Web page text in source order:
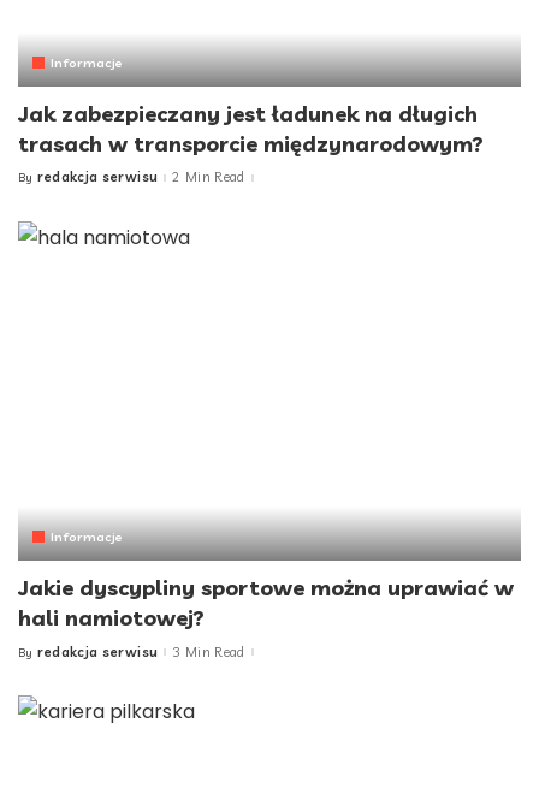
Informacje
Jak zabezpieczany jest ładunek na długich
trasach w transporcie międzynarodowym?
Posted
By redakcja serwisu 2 Min Read
Informacje
Jakie dyscypliny sportowe można uprawiać w
hali namiotowej?
Posted
By redakcja serwisu 3 Min Read